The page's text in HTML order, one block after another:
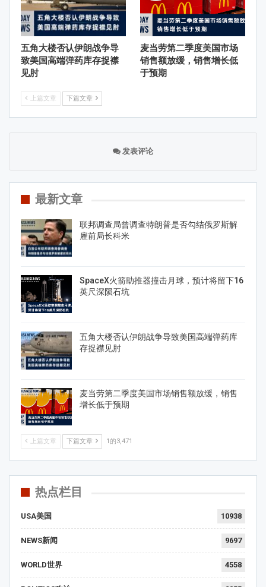
五角大楼否认伊朗战争导
致美国高端弹药库存捉襟
见肘
麦当劳第二季度美国市场
销售额放缓，销售增长低
于预期
上篇文章 下篇文章
发表评论
最新文章
联邦调查局曾调查特朗普是否勾结俄罗斯解
雇前局长科米
SpaceX火箭助推器撞击月球，预计将留下16
英尺深陨石坑
五角大楼否认伊朗战争导致美国高端弹药库
存捉襟见肘
麦当劳第二季度美国市场销售额放缓，销售
增长低于预期
上篇文章 下篇文章 1的3,471
热点栏目
USA美国 10938
NEWS新闻 9697
WORLD世界 4558